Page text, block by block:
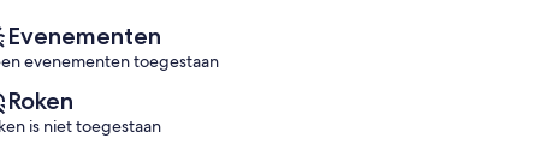
Evenementen
evenementen toegestaan
Roken
is niet toegestaan